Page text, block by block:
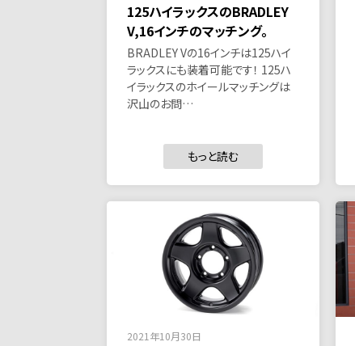
125ハイラックスのBRADLEY
V,16インチのマッチング。
BRADLEY Vの16インチは125ハイ
ラックスにも装着可能です！ 125ハ
イラックスのホイールマッチングは
沢山のお問…
もっと読む
2021年10月30日